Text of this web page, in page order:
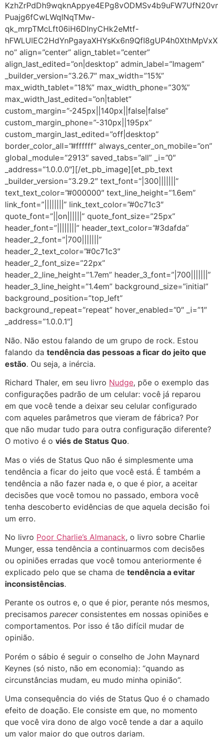
Puajg6fCwLWqINqTMw-
qk_mrpTMcLft06iH6DInyCHk2eMtf-
no” align=”center” align_tablet=”center”
align_last_edited=”on|desktop” admin_label=”Imagem”
_builder_version=”3.26.7″ max_width=”15%”
max_width_tablet=”18%” max_width_phone=”30%”
max_width_last_edited=”on|tablet”
custom_margin=”-245px||140px||false|false”
custom_margin_phone=”-310px||195px”
custom_margin_last_edited=”off|desktop”
border_color_all=”#ffffff” always_center_on_mobile=”on”
global_module=”2913″ saved_tabs=”all” _i=”0″
_address=”1.0.0.0″][/et_pb_image][et_pb_text
_builder_version=”3.29.2″ text_font=”|300|||||||”
text_text_color=”#000000″ text_line_height=”1.6em”
link_font=”||||||||” link_text_color=”#0c71c3″
quote_font=”||on||||||” quote_font_size=”25px”
header_font=”||||||||” header_text_color=”#3dafda”
header_2_font=”|700|||||||”
header_2_text_color=”#0c71c3″
header_2_font_size=”22px”
header_2_line_height=”1.7em” header_3_font=”|700|||||||”
header_3_line_height=”1.4em” background_size=”initial”
background_position=”top_left”
background_repeat=”repeat” hover_enabled=”0″ _i=”1″
_address=”1.0.0.1″]
Não. Não estou falando de um grupo de rock. Estou
falando da tendência das pessoas a ficar do jeito que
estão. Ou seja, a inércia.
Richard Thaler, em seu livro Nudge, põe o exemplo das
configurações padrão de um celular: você já reparou
em que você tende a deixar seu celular configurado
com aqueles parâmetros que vieram de fábrica? Por
que não mudar tudo para outra configuração diferente?
O motivo é o viés de Status Quo.
Mas o viés de Status Quo não é simplesmente uma
tendência a ficar do jeito que você está. É também a
tendência a não fazer nada e, o que é pior, a aceitar
decisões que você tomou no passado, embora você
tenha descoberto evidências de que aquela decisão foi
um erro.
No livro Poor Charlie’s Almanack, o livro sobre Charlie
Munger, essa tendência a continuarmos com decisões
ou opiniões erradas que você tomou anteriormente é
explicado pelo que se chama de tendência a evitar
inconsistências.
Perante os outros e, o que é pior, perante nós mesmos,
precisamos parecerconsistentes em nossas opiniões e
comportamentos. Por isso é tão difícil mudar de
opinião.
Porém o sábio é seguir o conselho de John Maynard
Keynes (só nisto, não em economia): “quando as
circunstâncias mudam, eu mudo minha opinião”.
Uma consequência do viés de Status Quo é o chamado
efeito de doação. Ele consiste em que, no momento
que você vira dono de algo você tende a dar a aquilo
um valor maior do que outros dariam.